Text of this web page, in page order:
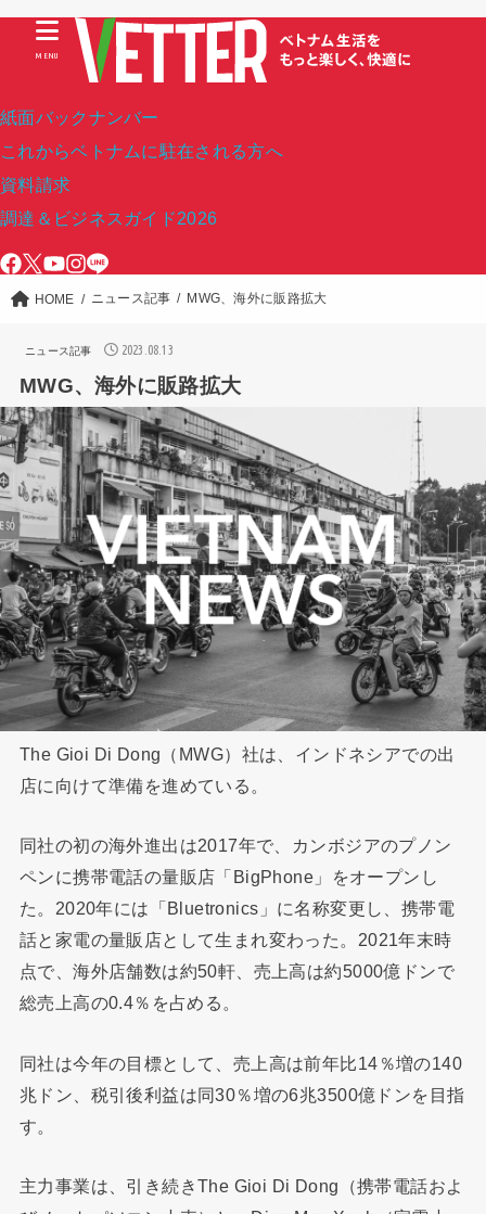
紙面バックナンバー
これからベトナムに駐在される方へ
資料請求
調達＆ビジネスガイド2026
MENU
HOME ニュース記事 MWG、海外に販路拡大
ニュース記事 2023.08.13
MWG、海外に販路拡大
The Gioi Di Dong（MWG）社は、インドネシアでの出
店に向けて準備を進めている。
同社の初の海外進出は2017年で、カンボジアのプノン
ペンに携帯電話の量販店「BigPhone」をオープンし
た。2020年には「Bluetronics」に名称変更し、携帯電
話と家電の量販店として生まれ変わった。2021年末時
点で、海外店舗数は約50軒、売上高は約5000億ドンで
総売上高の0.4％を占める。
同社は今年の目標として、売上高は前年比14％増の140
兆ドン、税引後利益は同30％増の6兆3500億ドンを目指
す。
主力事業は、引き続きThe Gioi Di Dong（携帯電話およ